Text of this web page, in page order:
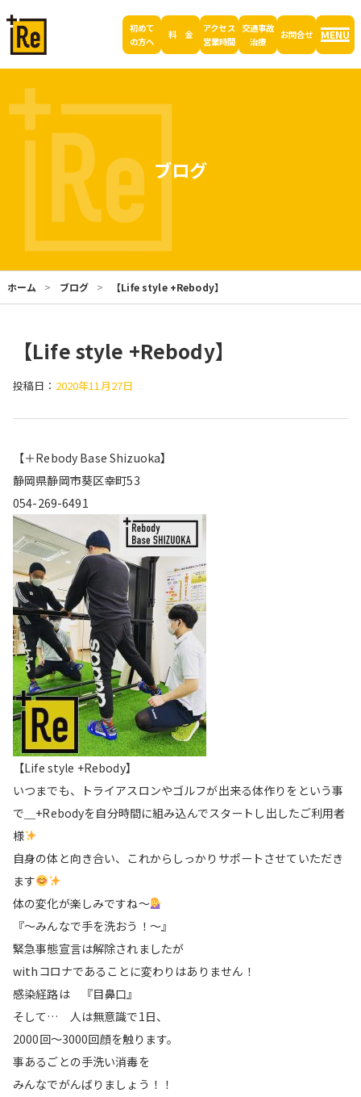
初めて
の方へ
料 金
アクセス
営業時間
交通事故
治療
お問合せ MENU
ブログ
ホーム ブログ 【Life style +Rebody】
【Life style +Rebody】
投稿日： 2020年11月27日
【＋Rebody Base Shizuoka】
静岡県静岡市葵区幸町53
054-269-6491
【Life style +Rebody】
いつまでも、トライアスロンやゴルフが出来る体作りをという事
で＿+Rebodyを自分時間に組み込んでスタートし出したご利用者
様
自身の体と向き合い、これからしっかりサポートさせていただき
ます
体の変化が楽しみですね〜
『〜みんなで手を洗おう！〜』
緊急事態宣言は解除されましたが
withコロナであることに変わりはありません！
感染経路は 『目鼻口』
そして… 人は無意識で1日、
2000回〜3000回顔を触ります。
事あるごとの手洗い消毒を
みんなでがんばりましょう！！